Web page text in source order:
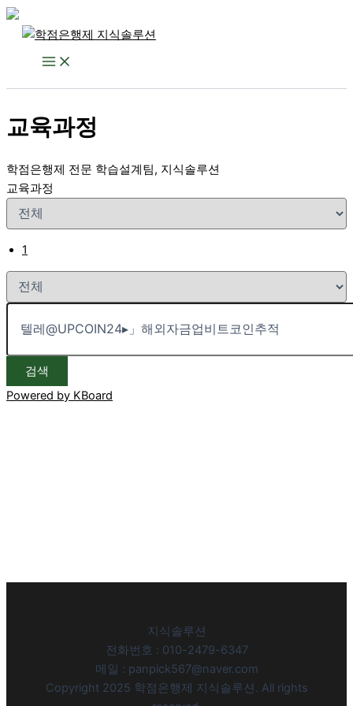
로
너
기
교육과정
학점은행제 전문 학습설계팀, 지식솔루션
교육과정
1
검색
Powered by KBoard
지식솔루션
전화번호 : 010-2479-6347
메일 : panpick567@naver.com
Copyright 2025 학점은행제 지식솔루션. All rights